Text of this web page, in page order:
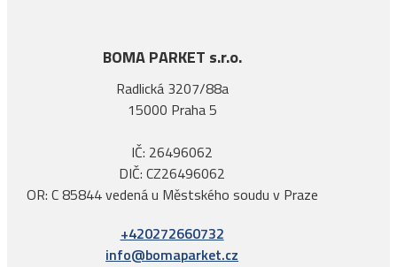
BOMA PARKET s.r.o.
Radlická 3207/88a
15000 Praha 5
IČ: 26496062
DIČ: CZ26496062
OR: C 85844 vedená u Městského soudu v Praze
+420272660732
info@bomaparket.cz